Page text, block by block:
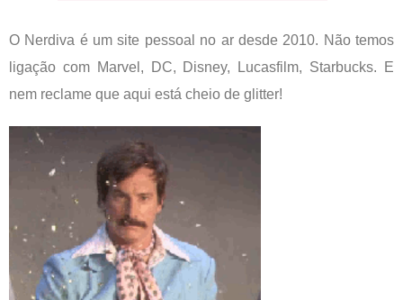
O Nerdiva é um site pessoal no ar desde 2010. Não temos
ligação com Marvel, DC, Disney, Lucasfilm, Starbucks. E
nem reclame que aqui está cheio de glitter!